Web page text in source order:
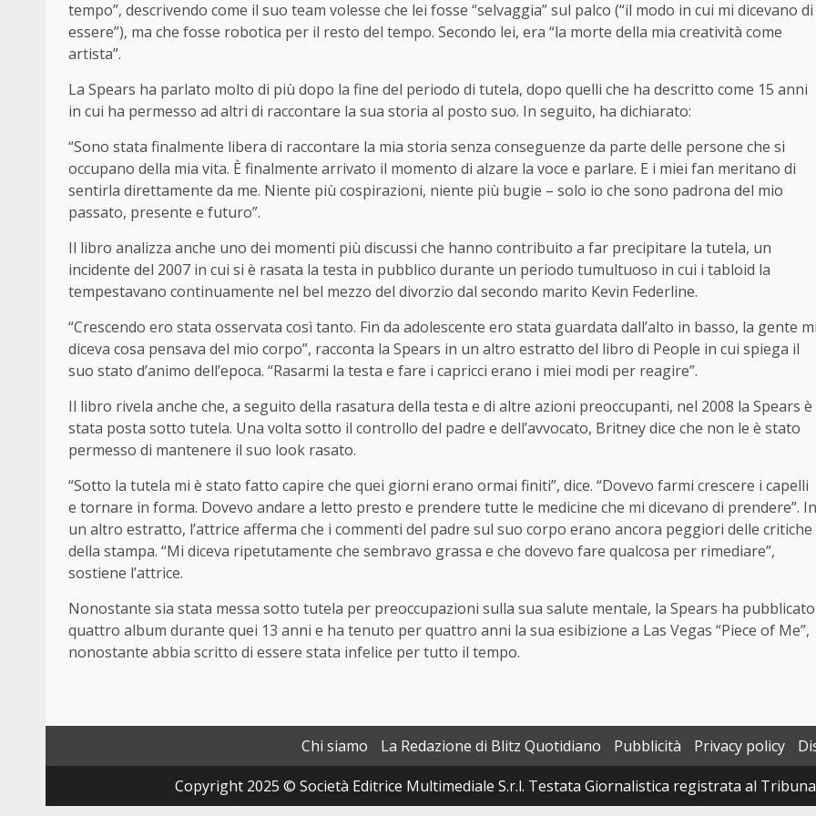
tempo”, descrivendo come il suo team volesse che lei fosse “selvaggia” sul palco (“il modo in cui mi dicevano di
essere”), ma che fosse robotica per il resto del tempo. Secondo lei, era “la morte della mia creatività come
artista”.
La Spears ha parlato molto di più dopo la fine del periodo di tutela, dopo quelli che ha descritto come 15 anni
in cui ha permesso ad altri di raccontare la sua storia al posto suo. In seguito, ha dichiarato:
“Sono stata finalmente libera di raccontare la mia storia senza conseguenze da parte delle persone che si
occupano della mia vita. È finalmente arrivato il momento di alzare la voce e parlare. E i miei fan meritano di
sentirla direttamente da me. Niente più cospirazioni, niente più bugie – solo io che sono padrona del mio
passato, presente e futuro”.
Il libro analizza anche uno dei momenti più discussi che hanno contribuito a far precipitare la tutela, un
incidente del 2007 in cui si è rasata la testa in pubblico durante un periodo tumultuoso in cui i tabloid la
tempestavano continuamente nel bel mezzo del divorzio dal secondo marito Kevin Federline.
“Crescendo ero stata osservata così tanto. Fin da adolescente ero stata guardata dall’alto in basso, la gente
diceva cosa pensava del mio corpo”, racconta la Spears in un altro estratto del libro di People in cui spiega il
suo stato d’animo dell’epoca. “Rasarmi la testa e fare i capricci erano i miei modi per reagire”.
Il libro rivela anche che, a seguito della rasatura della testa e di altre azioni preoccupanti, nel 2008 la Spears è
stata posta sotto tutela. Una volta sotto il controllo del padre e dell’avvocato, Britney dice che non le è stato
permesso di mantenere il suo look rasato.
“Sotto la tutela mi è stato fatto capire che quei giorni erano ormai finiti”, dice. “Dovevo farmi crescere i capelli
e tornare in forma. Dovevo andare a letto presto e prendere tutte le medicine che mi dicevano di prendere”. In
un altro estratto, l’attrice afferma che i commenti del padre sul suo corpo erano ancora peggiori delle critiche
della stampa. “Mi diceva ripetutamente che sembravo grassa e che dovevo fare qualcosa per rimediare”,
sostiene l’attrice.
Nonostante sia stata messa sotto tutela per preoccupazioni sulla sua salute mentale, la Spears ha pubblicato
quattro album durante quei 13 anni e ha tenuto per quattro anni la sua esibizione a Las Vegas “Piece of Me”,
nonostante abbia scritto di essere stata infelice per tutto il tempo.
Chi siamo La Redazione di Blitz Quotidiano Pubblicità Privacy policy
Copyright 2025 © Società Editrice Multimediale S.r.l. Testata Giornalistica registrata al